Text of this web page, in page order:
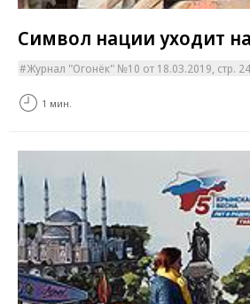
Символ нации уходит
Журнал "Огонёк" №10 от 18.03.2019, стр. 24
1 мин.